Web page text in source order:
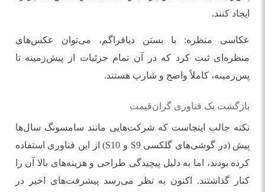
ایجاد کنند.
عکاسی منظره: با بستن دیافراگم، می‌توان عکس‌های
منظره‌ای ثبت کرد که در آن تمام جزئیات از پیش‌زمینه تا
پس‌زمینه، کاملاً واضح و شارپ هستند.
بازگشت یک فناوری گران‌قیمت
نکته جالب اینجاست که شرکت‌هایی مانند سامسونگ سال‌ها
پیش (در گوشی‌های گلکسی S9 و S10) از این فناوری استفاده
کرده بودند، اما به دلیل پیچیدگی طراحی و هزینه‌های بالا آن را
کنار گذاشتند. اکنون به نظر می‌رسد پیشرفت‌های اخیر در